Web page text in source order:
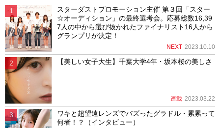
スターダストプロモーション主催 第３回「スター
☆オーディション」の最終選考会。応募総数16,39
7人の中から選び抜かれたファイナリスト16人から
グランプリが決定！
NEXT 2023.10.10
【美しい女子大生】千葉大学4年・坂本桜の美しさ
連載 2023.03.22
ワキと超望遠レンズでバズったグラドル・累累って
何者！？（インタビュー）